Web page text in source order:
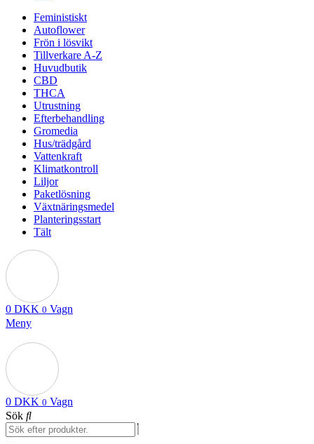
Feministiskt
Autoflower
Frön i lösvikt
Tillverkare A-Z
Huvudbutik
CBD
THCA
Utrustning
Efterbehandling
Gromedia
Hus/trädgård
Vattenkraft
Klimatkontroll
Liljor
Paketlösning
Växtnäringsmedel
Planteringsstart
Tält
0 DKK 0 Vagn
Meny
0 DKK 0 Vagn
Sök